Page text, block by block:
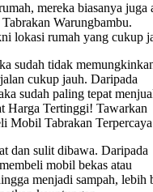
mereka biasanya juga
Warungbambu.
lokasi rumah yang cukup
sudah tidak
cukup jauh. Daripada
sudah paling tepat
Harga Tertinggi! Tawarkan
Mobil Tabrakan
dan sulit dibawa. Daripada
mobil bekas atau
menjadi sampah, lebih